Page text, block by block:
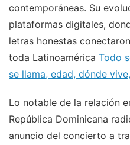
contemporáneas. Su
plataformas digitales,
letras honestas
toda Latinoamérica Todo
se llama, edad, dónde
Lo notable de la relación
República Dominicana
anuncio del concierto a